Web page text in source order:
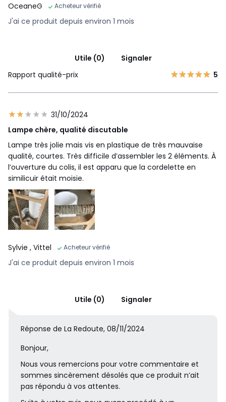
OceaneG
Acheteur vérifié
J'ai ce produit depuis environ 1 mois
Utile (0)
Signaler
Rapport qualité-prix
5
31/10/2024
Lampe chère, qualité discutable
Lampe très jolie mais vis en plastique de très mauvaise
qualité, courtes. Très difficile d’assembler les 2 éléments. À
l’ouverture du colis, il est apparu que la cordelette en
similicuir était moisie.
Sylvie , Vittel Acheteur vérifié
J'ai ce produit depuis environ 1 mois
Utile (0) Signaler
Réponse de La Redoute, 08/11/2024
Bonjour,
Nous vous remercions pour votre commentaire et
sommes sincèrement désolés que ce produit n’ait
pas répondu à vos attentes.